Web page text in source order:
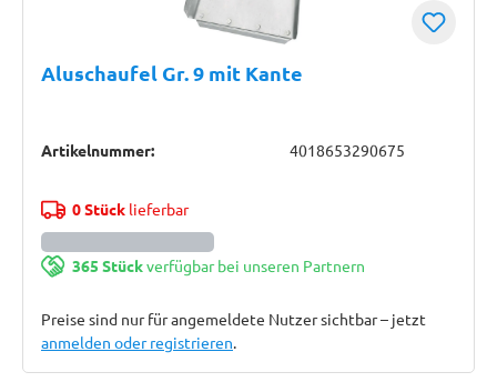
Aluschaufel Gr. 9 mit Kante
Artikelnummer: 4018653290675
0 Stücklieferbar
365 Stückverfügbar bei unseren Partnern
Preise sind nur für angemeldete Nutzer sichtbar – jetzt
anmelden oder registrieren.